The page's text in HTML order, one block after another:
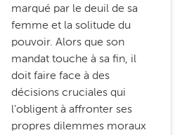
marqué par le deuil de sa
femme et la solitude du
pouvoir. Alors que son
mandat touche à sa fin, il
doit faire face à des
décisions cruciales qui
l’obligent à affronter ses
propres dilemmes moraux